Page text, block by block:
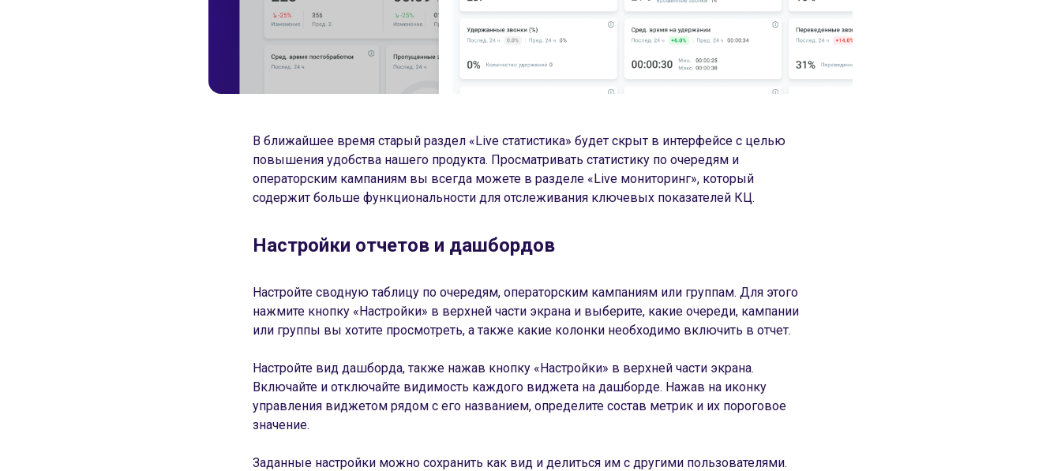
В ближайшее время старый раздел «Live статистика» будет скрыт в интерфейсе с целью
повышения удобства нашего продукта. Просматривать статистику по очередям и
операторским кампаниям вы всегда можете в разделе «Live мониторинг», который
содержит больше функциональности для отслеживания ключевых показателей КЦ.
Настройки отчетов и дашбордов
Настройте сводную таблицу по очередям, операторским кампаниям или группам. Для этого
нажмите кнопку «Настройки» в верхней части экрана и выберите, какие очереди, кампании
или группы вы хотите просмотреть, а также какие колонки необходимо включить в отчет.
Настройте вид дашборда, также нажав кнопку «Настройки» в верхней части экрана.
Включайте и отключайте видимость каждого виджета на дашборде. Нажав на иконку
управления виджетом рядом с его названием, определите состав метрик и их пороговое
значение.
Заданные настройки можно сохранить как вид и делиться им с другими пользователями.